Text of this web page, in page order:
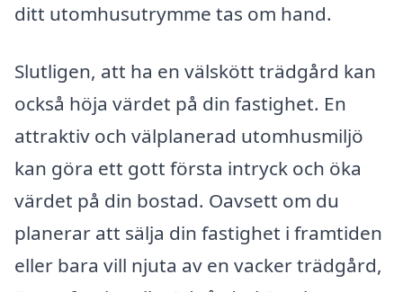
ditt utomhusutrymme tas om hand.
Slutligen, att ha en välskött trädgård kan
också höja värdet på din fastighet. En
attraktiv och välplanerad utomhusmiljö
kan göra ett gott första intryck och öka
värdet på din bostad. Oavsett om du
planerar att sälja din fastighet i framtiden
eller bara vill njuta av en vacker trädgård,